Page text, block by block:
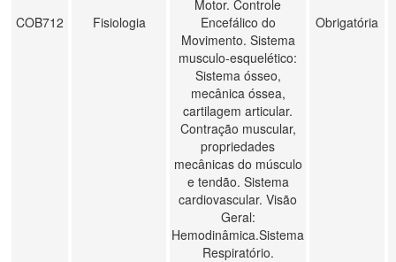
COB712 Fisiologia
Motor. Controle
Encefálico do
Movimento. Sistema
musculo-esquelético:
Sistema ósseo,
mecânica óssea,
cartilagem articular.
Contração muscular,
propriedades
mecânicas do músculo
e tendão. Sistema
cardiovascular. Visão
Geral:
Hemodinâmica.Sistema
Respiratório.
Obrigatória